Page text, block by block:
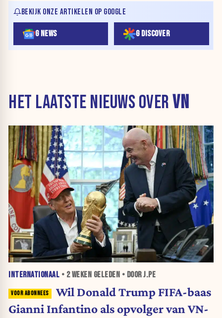
BEKIJK ONZE ARTIKELEN OP GOOGLE
G NEWS G DISCOVER
HET LAATSTE NIEUWS OVERVN
INTERNATIONAAL • 2 WEKEN GELEDEN • DOOR J.PE
Wil Donald Trump FIFA-baas
Gianni Infantino als opvolger van VN-